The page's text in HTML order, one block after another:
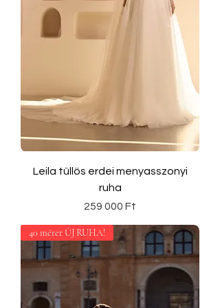
Leila tüllös erdei menyasszonyi
ruha
Ár
259 000 Ft
40 méret ÚJ RUHA!